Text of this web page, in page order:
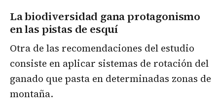
La biodiversidad gana protagonismo
en las pistas de esquí
Otra de las recomendaciones del estudio
consiste en aplicar sistemas de rotación del
ganado que pasta en determinadas zonas de
montaña.